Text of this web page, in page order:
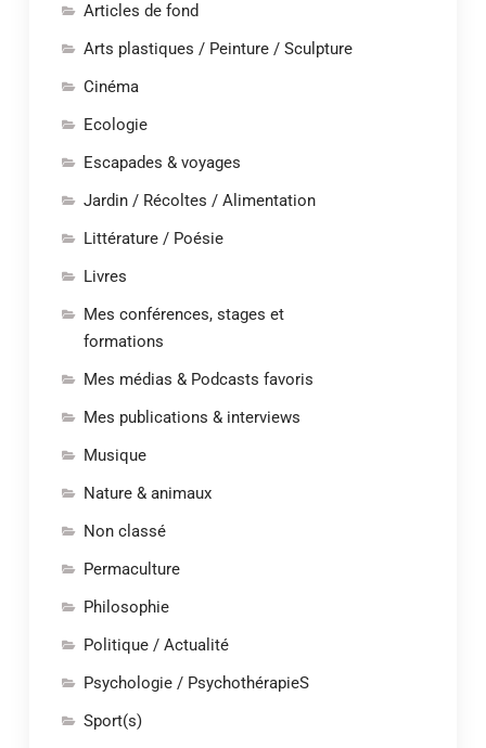
Articles de fond
Arts plastiques / Peinture / Sculpture
Cinéma
Ecologie
Escapades & voyages
Jardin / Récoltes / Alimentation
Littérature / Poésie
Livres
Mes conférences, stages et
formations
Mes médias & Podcasts favoris
Mes publications & interviews
Musique
Nature & animaux
Non classé
Permaculture
Philosophie
Politique / Actualité
Psychologie / PsychothérapieS
Sport(s)